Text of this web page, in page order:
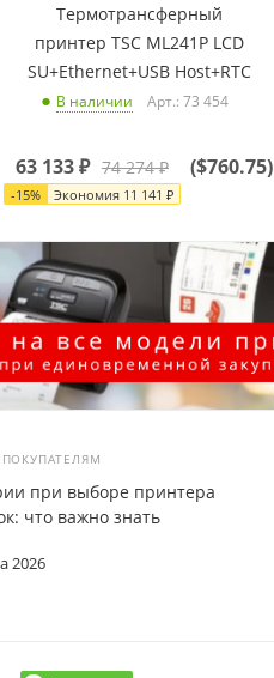
Термотрансферный
принтер TSC ML241P LCD
SU+Ethernet+USB Host+RTC
В наличии Арт.: 73 454
63 133₽ 74 274₽
-15% Экономия 11 141 ₽
($760.75)
2026
при выборе принтера
что важно знать